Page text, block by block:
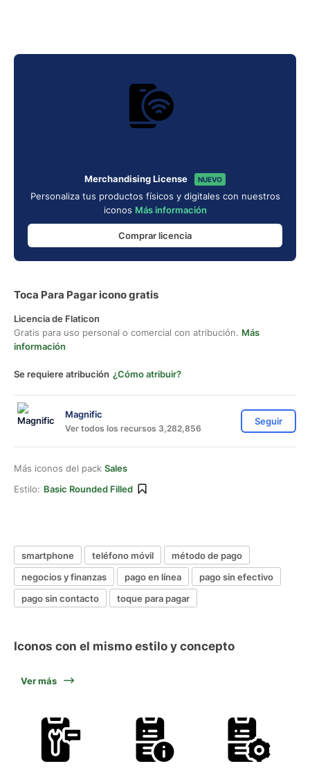
Merchandising License NUEVO
Personaliza tus productos físicos y digitales con nuestros
iconos Más información
Comprar licencia
Toca Para Pagar icono gratis
Licencia de Flaticon
Gratis para uso personal o comercial con atribución. Más
información
Se requiere atribución ¿Cómo atribuir?
Magnific
Ver todos los recursos 3,282,856
Seguir
Más iconos del pack Sales
Estilo: Basic Rounded Filled
smartphone teléfono móvil
método de pago
negocios y finanzas
pago en línea
pago sin efectivo
pago sin contacto
toque para pagar
Iconos con el mismo estilo y concepto
Ver más